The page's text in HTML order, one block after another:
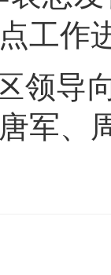
工作
领导
军、